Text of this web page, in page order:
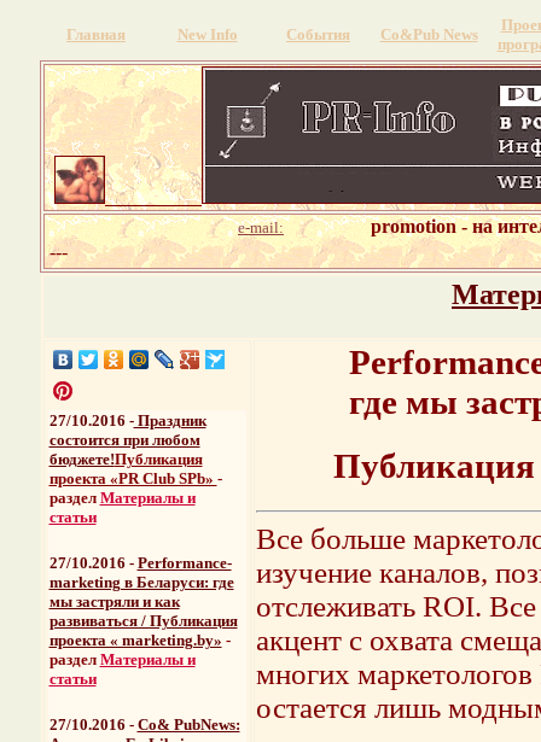
Главная New Info События Со&Pub News
e-mail:
promotion - на
---
27/10.2016 -Праздник
состоится при любом
бюджете!Публикация
проекта «PR Club SPb» -
раздел Материалы и
статьи
27/10.2016 - Performance-
marketing в Беларуси: где
мы застряли и как
развиваться / Публикация
проекта « marketing.by» -
раздел Материалы и
статьи
27/10.2016 - Со& PubNews:
где мы
Публикация
Все больше
изучение каналов,
отслеживать ROI.
акцент с охвата
многих
остается лишь